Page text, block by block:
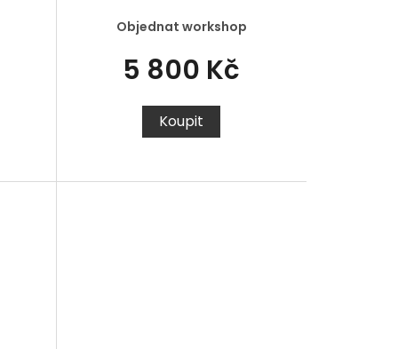
Objednat workshop
5 800 Kč
Koupit